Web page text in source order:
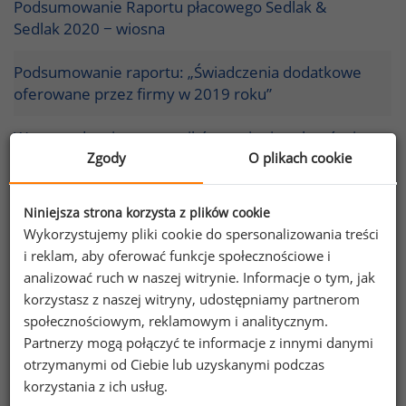
Podsumowanie Raportu płacowego Sedlak &
Sedlak 2020 − wiosna
Podsumowanie raportu: „Świadczenia dodatkowe
oferowane przez firmy w 2019 roku”
Wynagrodzenia pracowników w pionie zakupów i
Podsumowanie raportów - Wynagrodzenia
członków zarządów i rad nadzorczych banków w
2018 roku
Ile zarabiają pracownicy fizyczni?
Podsumowanie raportu płacowego Sedlak & Sedlak
2018
Podsumowanie raportu „Wynagrodzenia członków
Zgody O plikach cookie
Niniejsza strona korzysta z plików cookie
Wykorzystujemy pliki cookie do spersonalizowania treści
i reklam, aby oferować funkcje społecznościowe i
analizować ruch w naszej witrynie. Informacje o tym, jak
korzystasz z naszej witryny, udostępniamy partnerom
społecznościowym, reklamowym i analitycznym.
Partnerzy mogą połączyć te informacje z innymi danymi
otrzymanymi od Ciebie lub uzyskanymi podczas
korzystania z ich usług.